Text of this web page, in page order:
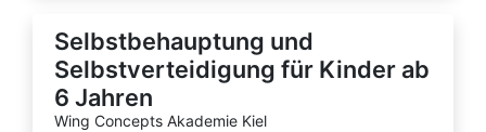
Selbstbehauptung und
Selbstverteidigung für Kinder ab
6 Jahren
Wing Concepts Akademie Kiel